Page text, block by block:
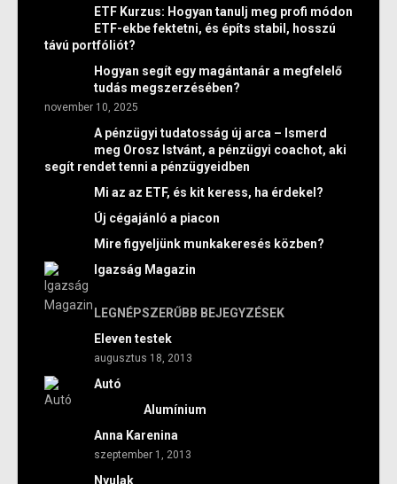
ETF Kurzus: Hogyan tanulj meg profi módon
ETF-ekbe fektetni, és építs stabil, hosszú
távú portfóliót?
Hogyan segít egy magántanár a megfelelő
tudás megszerzésében?
november 10, 2025
A pénzügyi tudatosság új arca – Ismerd
meg Orosz Istvánt, a pénzügyi coachot, aki
segít rendet tenni a pénzügyeidben
Mi az az ETF, és kit keress, ha érdekel?
Új cégajánló a piacon
Mire figyeljünk munkakeresés közben?
Igazság Magazin
LEGNÉPSZERŰBB BEJEGYZÉSEK
Eleven testek
augusztus 18, 2013
Autó
Alumínium
Anna Karenina
szeptember 1, 2013
Nyulak